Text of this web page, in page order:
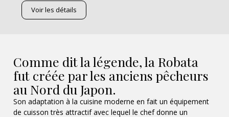
Voir les détails
Comme dit la légende, la Robata
fut créée par les anciens pêcheurs
au Nord du Japon.
Son adaptation à la cuisine moderne en fait un équipement
de cuisson très attractif avec lequel le chef donne un